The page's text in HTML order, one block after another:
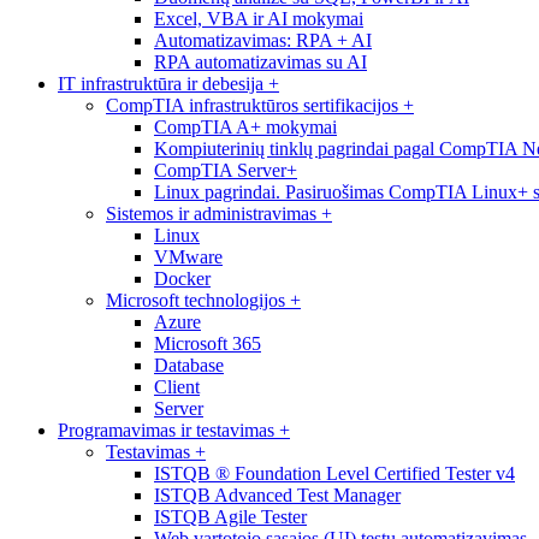
Excel, VBA ir AI mokymai
Automatizavimas: RPA + AI
RPA automatizavimas su AI
IT infrastruktūra ir debesija +
CompTIA infrastruktūros sertifikacijos +
CompTIA A+ mokymai
Kompiuterinių tinklų pagrindai pagal CompTIA
CompTIA Server+
Linux pagrindai. Pasiruošimas CompTIA Linux+
Sistemos ir administravimas +
Linux
VMware
Docker
Microsoft technologijos +
Azure
Microsoft 365
Database
Client
Server
Programavimas ir testavimas +
Testavimas +
ISTQB ® Foundation Level Certified Tester v4
ISTQB Advanced Test Manager
ISTQB Agile Tester